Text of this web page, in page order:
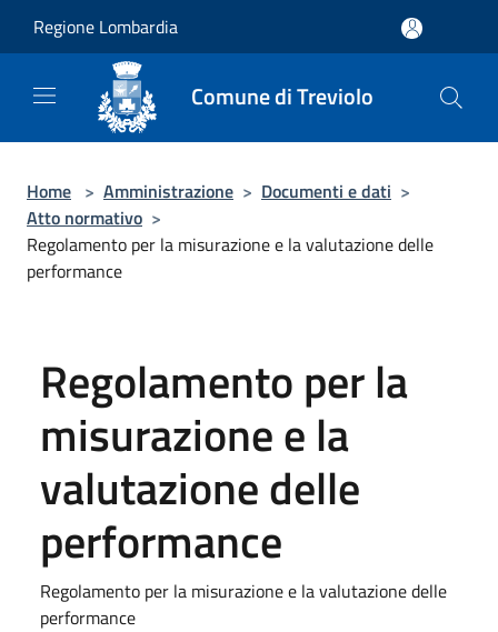
Regione Lombardia
Comune di Treviolo
Home > Amministrazione > Documenti e dati >
Atto normativo >
Regolamento per la misurazione e la valutazione delle
performance
Regolamento per la
misurazione e la
valutazione delle
performance
Regolamento per la misurazione e la valutazione delle
performance